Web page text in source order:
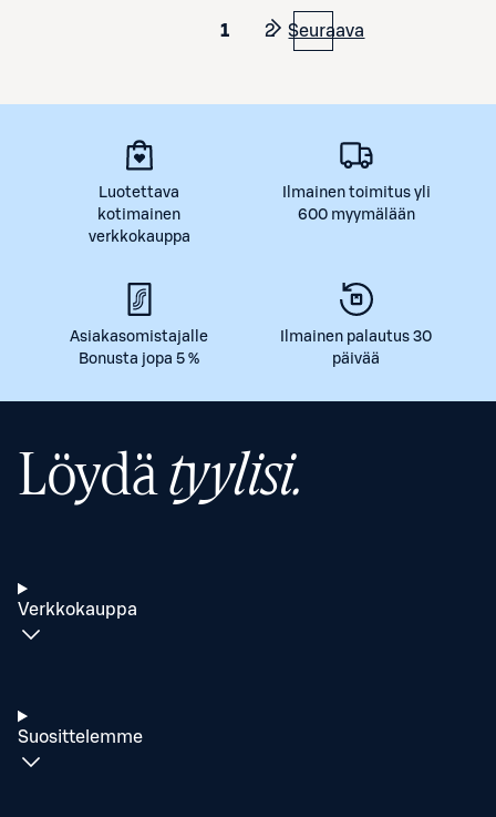
1 2 Seuraava
Luotettava
kotimainen
verkkokauppa
Ilmainen toimitus yli
600 myymälään
Asiakasomistajalle
Bonusta jopa 5 %
Ilmainen palautus 30
päivää
Löydätyylisi.
Verkkokauppa
Suosittelemme